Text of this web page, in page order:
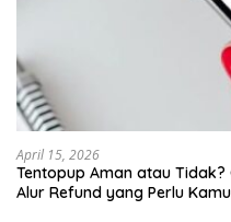
April 15, 2026
Tentopup Aman atau Tidak?
Alur Refund yang Perlu